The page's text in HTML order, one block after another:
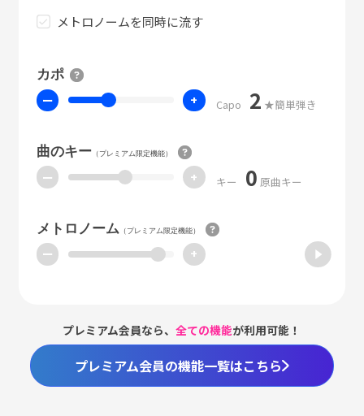
メトロノームを同時に流す
カポ
ー + Capo 2 ★簡単弾き
曲のキー（プレミアム限定機能）
ー + キー 0 原曲キー
メトロノーム （プレミアム限定機能）
ー +
プレミアム会員なら、全ての機能が利用可能！
プレミアム会員の機能一覧はこちら